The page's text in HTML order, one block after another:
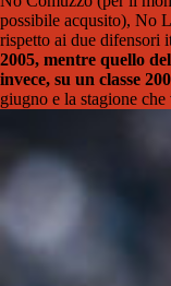
possibile acqusito), No
rispetto ai due difensori
2005, mentre quello
invece, su un classe
giugno e la stagione